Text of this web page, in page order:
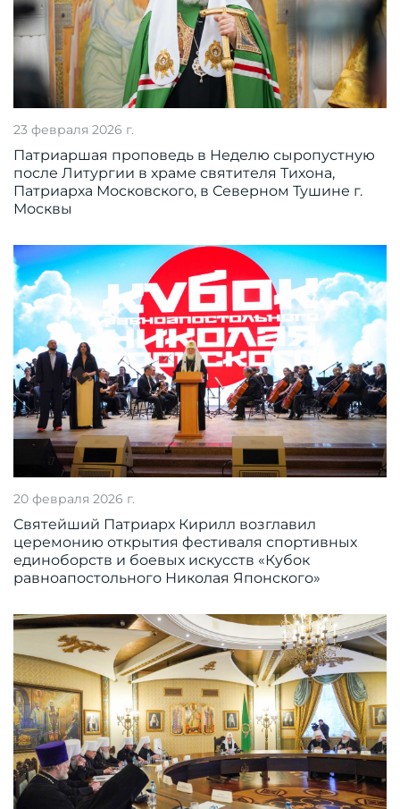
23 февраля 2026 г.
Патриаршая проповедь в Неделю сыропустную
после Литургии в храме святителя Тихона,
Патриарха Московского, в Северном Тушине г.
Москвы
20 февраля 2026 г.
Святейший Патриарх Кирилл возглавил
церемонию открытия фестиваля спортивных
единоборств и боевых искусств «Кубок
равноапостольного Николая Японского»